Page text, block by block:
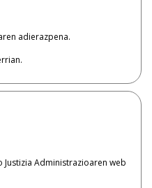
adierazpena.
Justizia Administrazioaren web